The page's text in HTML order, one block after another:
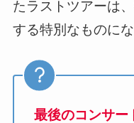
たラストツアーは
する特別なものにな
最後のコンサー